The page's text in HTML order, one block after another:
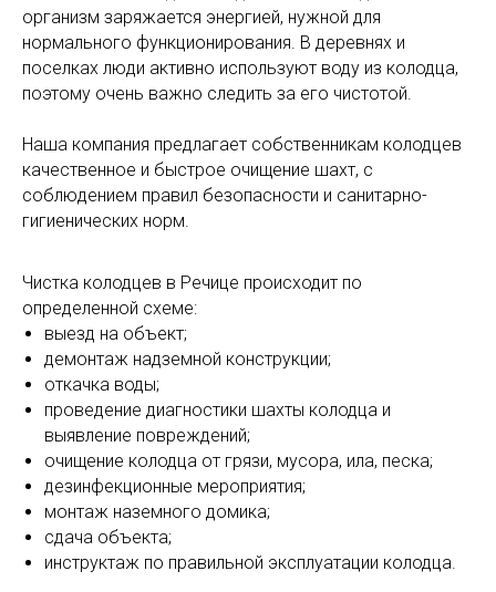
организм заряжается энергией, нужной для
нормального функционирования. В деревнях и
поселках люди активно используют воду из колодца,
поэтому очень важно следить за его чистотой.
Наша компания предлагает собственникам колодцев
качественное и быстрое очищение шахт, с
соблюдением правил безопасности и санитарно-
гигиенических норм.
Чистка колодцев в Речице происходит по
определенной схеме:
выезд на объект;
демонтаж надземной конструкции;
откачка воды;
проведение диагностики шахты колодца и
выявление повреждений;
очищение колодца от грязи, мусора, ила, песка;
дезинфекционные мероприятия;
монтаж наземного домика;
сдача объекта;
инструктаж по правильной эксплуатации колодца.